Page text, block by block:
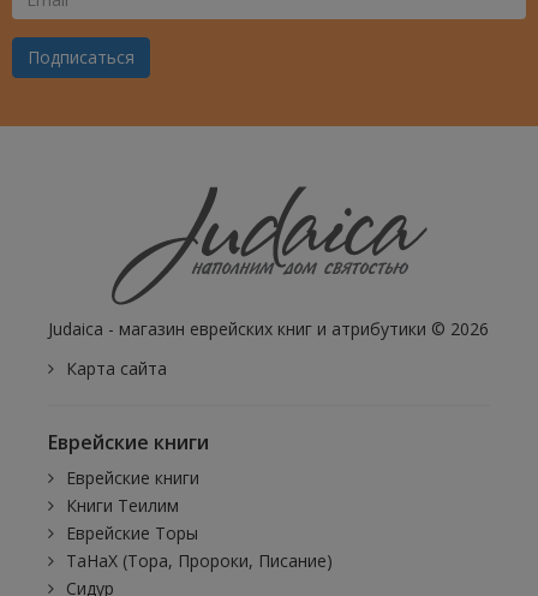
Ваш
Email
Подписаться
Judaica - магазин еврейских книг и атрибутики © 2026
Карта сайта
Еврейские книги
Еврейские книги
Книги Теилим
Еврейские Торы
ТаНаХ (Тора, Пророки, Писание)
Сидур